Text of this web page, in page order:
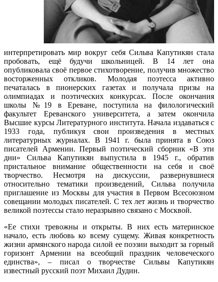
интерпретировать мир вокруг себя Сильва Капутикян стала
пробовать, ещё будучи школьницей. В 14 лет она
опубликовала своё первое стихотворение, получив множество
восторженных откликов. Молодая поэтесса активно
печаталась в пионерских газетах и получала призы на
олимпиадах и поэтических конкурсах. После окончания
школы №19 в Ереване, поступила на филологический
факультет Ереванского университета, а затем окончила
Высшие курсы Литературного института. Начала издаваться с
1933 года, публикуя свои произведения в местных
литературных журналах. В 1941 г. была принята в Союз
писателей Армении. Первый поэтический сборник «В эти
дни» Сильва Капутикян выпустила в 1945 г., обратив
пристальное внимание общественности на себя и своё
творчество. Несмотря на дискуссии, развернувшиеся
относительно тематики произведений, Сильва получила
приглашение из Москвы для участия в Первом Всесоюзном
совещании молодых писателей. С тех лет жизнь и творчество
великой поэтессы стало неразрывно связано с Москвой.
«Ее стихи тревожны и открыты. В них есть материнское
начало, есть любовь ко всему сущему. Живая конкретность
жизни армянского народа силой ее поэзии выходит за горный
горизонт Армении на всеобщий праздник человеческого
единства», – писал о творчестве Сильвы Капутикян
известный русский поэт Михаил Дудин.